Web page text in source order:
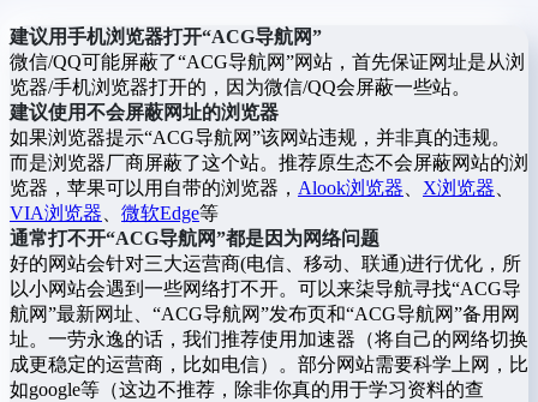
建议用手机浏览器打开“ACG导航网”
微信/QQ可能屏蔽了“ACG导航网”网站，首先保证网址是从浏
览器/手机浏览器打开的，因为微信/QQ会屏蔽一些站。
建议使用不会屏蔽网址的浏览器
如果浏览器提示“ACG导航网”该网站违规，并非真的违规。
而是浏览器厂商屏蔽了这个站。推荐原生态不会屏蔽网站的浏
览器，苹果可以用自带的浏览器， Alook浏览器 X浏览器
VIA浏览器
微软Edge等
通常打不开“ACG导航网”都是因为网络问题
好的网站会针对三大运营商(电信、移动、联通)进行优化，所
以小网站会遇到一些网络打不开。可以来柒导航寻找“ACG导
航网”最新网址、“ACG导航网”发布页和“ACG导航网”备用网
址。一劳永逸的话，我们推荐使用加速器（将自己的网络切换
成更稳定的运营商，比如电信）。部分网站需要科学上网，比
如google等（这边不推荐，除非你真的用于学习资料的查